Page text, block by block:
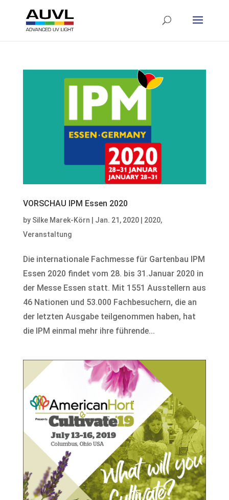
VORSCHAU IPM Essen 2020
by Silke Marek-Körn Jan. 21, 2020| 2020,
Veranstaltung
Die internationale Fachmesse für Gartenbau IPM
Essen 2020 findet vom 28. bis 31.Januar 2020 in
der Messe Essen statt. Mit 1551 Ausstellern aus
46 Nationen und 53.000 Fachbesuchern, die an
der letzten Ausgabe teilgenommen haben, hat
die IPM einmal mehr ihre führende...